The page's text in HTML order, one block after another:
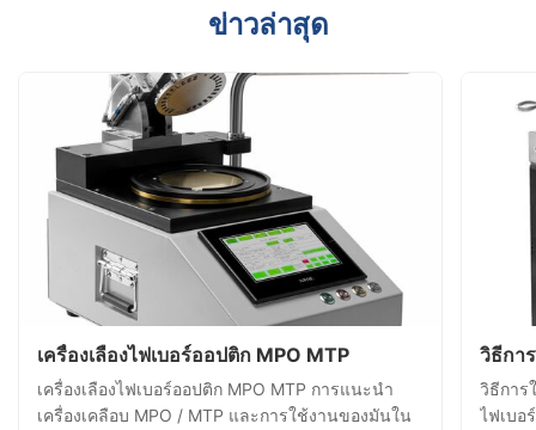
ข่าวล่าสุด
เครื่องเลืองไฟเบอร์ออปติก MPO MTP
เครื่องเลืองไฟเบอร์ออปติก MPO MTP การแนะนํา
เครื่องเคลือบ MPO / MTP และการใช้งานของมันใน
วิธีกา
วิธีการ
ไฟเบอ